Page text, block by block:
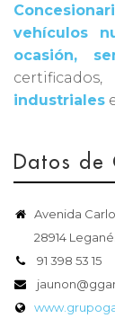
vehículos
ocasión,
industriales
Datos de
Avenida
28914
91 398 53 15